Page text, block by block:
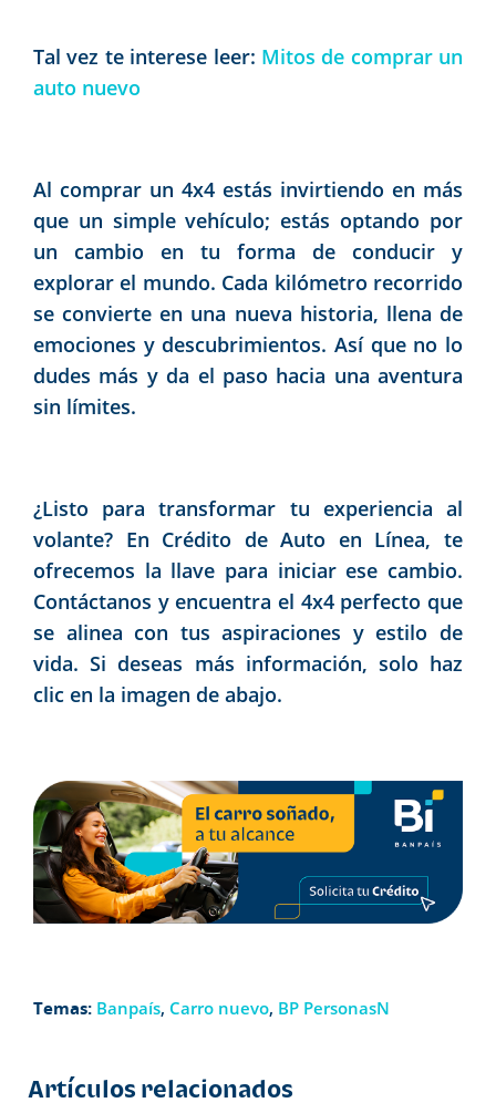
Tal vez te interese leer: Mitos de comprar un
auto nuevo
Al comprar un 4x4 estás invirtiendo en más
que un simple vehículo; estás optando por
un cambio en tu forma de conducir y
explorar el mundo. Cada kilómetro recorrido
se convierte en una nueva historia, llena de
emociones y descubrimientos. Así que no lo
dudes más y da el paso hacia una aventura
sin límites.
¿Listo para transformar tu experiencia al
volante? En Crédito de Auto en Línea, te
ofrecemos la llave para iniciar ese cambio.
Contáctanos y encuentra el 4x4 perfecto que
se alinea con tus aspiraciones y estilo de
vida. Si deseas más información, solo haz
clic en la imagen de abajo.
Temas: Banpaís, Carro nuevo, BP PersonasN
Artículos relacionados